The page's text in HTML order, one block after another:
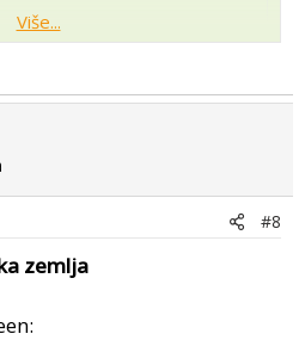
parcelu za
Više...
#8
zemlja